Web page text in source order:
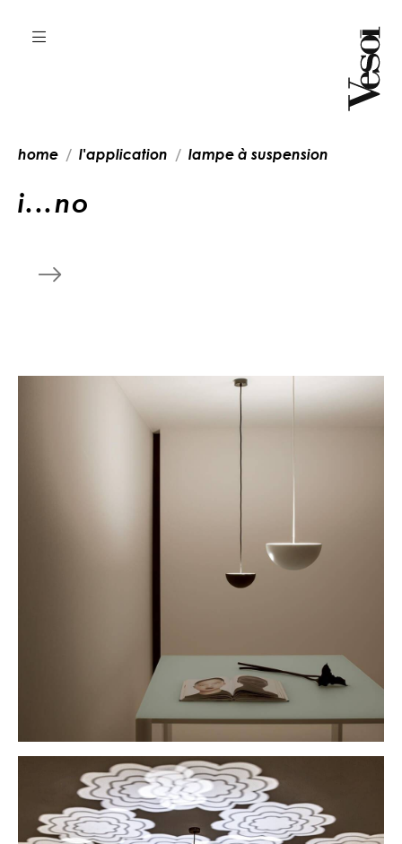
home l'application lampe à suspension
i...no